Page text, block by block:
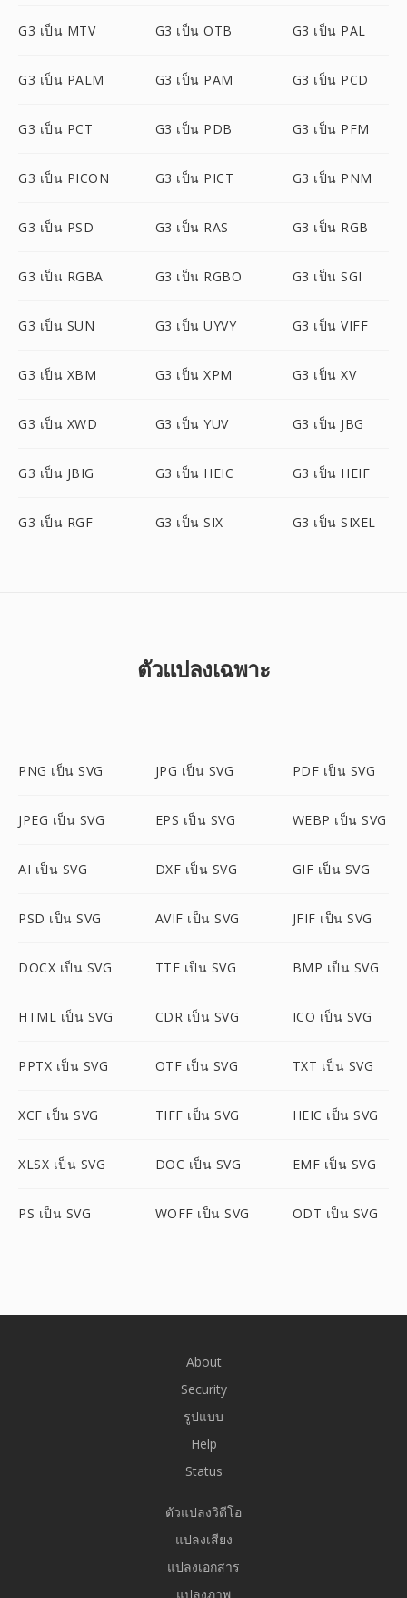
G3 เป็น MTV G3 เป็น OTB G3 เป็น PAL
G3 เป็น PALM G3 เป็น PAM G3 เป็น PCD
G3 เป็น PCT G3 เป็น PDB G3 เป็น PFM
G3 เป็น PICON G3 เป็น PICT G3 เป็น PNM
G3 เป็น PSD G3 เป็น RAS G3 เป็น RGB
G3 เป็น RGBA G3 เป็น RGBO G3 เป็น SGI
G3 เป็น SUN G3 เป็น UYVY G3 เป็น VIFF
G3 เป็น XBM G3 เป็น XPM G3 เป็น XV
G3 เป็น XWD G3 เป็น YUV G3 เป็น JBG
G3 เป็น JBIG G3 เป็น HEIC G3 เป็น HEIF
G3 เป็น RGF G3 เป็น SIX G3 เป็น SIXEL
ตัวแปลงเฉพาะ
PNG เป็น SVG JPG เป็น SVG PDF เป็น SVG
JPEG เป็น SVG EPS เป็น SVG WEBP เป็น SVG
AI เป็น SVG DXF เป็น SVG GIF เป็น SVG
PSD เป็น SVG AVIF เป็น SVG JFIF เป็น SVG
DOCX เป็น SVG TTF เป็น SVG BMP เป็น SVG
HTML เป็น SVG CDR เป็น SVG ICO เป็น SVG
PPTX เป็น SVG OTF เป็น SVG TXT เป็น SVG
XCF เป็น SVG TIFF เป็น SVG HEIC เป็น SVG
XLSX เป็น SVG DOC เป็น SVG EMF เป็น SVG
PS เป็น SVG WOFF เป็น SVG ODT เป็น SVG
About
Security
รูปแบบ
Help
Status
ตัวแปลงวิดีโอ
แปลงเสียง
แปลงเอกสาร
แปลงภาพ